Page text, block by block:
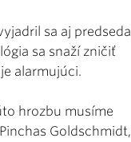
sa aj predseda
sa snaží zničiť
alarmujúci.
hrozbu musíme
Goldschmidt,